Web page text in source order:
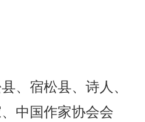
、宿松县、诗人、
中国作家协会会